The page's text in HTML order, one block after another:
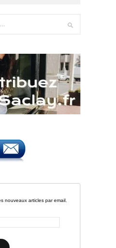
nouveaux articles par email.